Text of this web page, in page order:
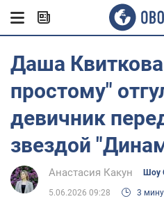
Даша
простому"
девичник
звездой
Анастасия Какун Шоу
5.06.2026 09:28 3